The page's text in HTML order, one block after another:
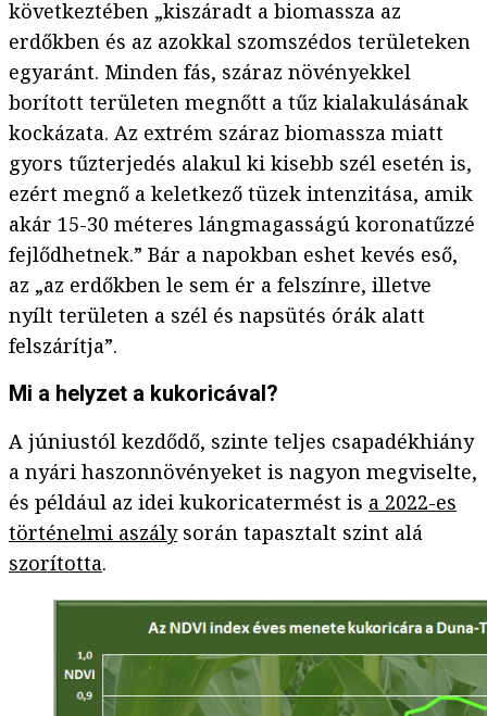
következtében „kiszáradt a biomassza az
erdőkben és az azokkal szomszédos területeken
egyaránt. Minden fás, száraz növényekkel
borított területen megnőtt a tűz kialakulásának
kockázata. Az extrém száraz biomassza miatt
gyors tűzterjedés alakul ki kisebb szél esetén is,
ezért megnő a keletkező tüzek intenzitása, amik
akár 15-30 méteres lángmagasságú koronatűzzé
fejlődhetnek.” Bár a napokban eshet kevés eső,
az „az erdőkben le sem ér a felszínre, illetve
nyílt területen a szél és napsütés órák alatt
felszárítja”.
Mi a helyzet a kukoricával?
A júniustól kezdődő, szinte teljes csapadékhiány
a nyári haszonnövényeket is nagyon megviselte,
és például az idei kukoricatermést is a 2022-es
történelmi aszálysorán tapasztalt szint alá
szorította.